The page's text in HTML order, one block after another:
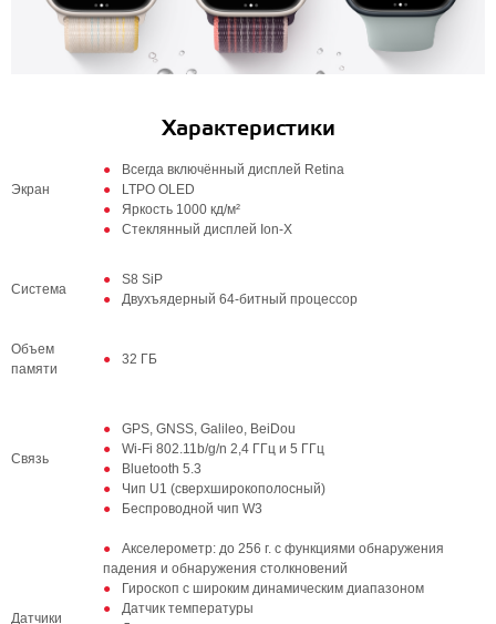
Характеристики
Экран
Всегда включённый дисплей Retina
LTPO OLED
Яркость 1000 кд/м²
Стеклянный дисплей Ion-X
Система
S8 SiP
Двухъядерный 64‑битный процессор
Объем
памяти
32 ГБ
Связь
GPS, GNSS, Galileo, BeiDou
Wi-Fi 802.11b/g/n 2,4 ГГц и 5 ГГц
Bluetooth 5.3
Чип U1 (сверхширокополосный)
Беспроводной чип W3
Датчики
Акселерометр: до 256 г. с функциями обнаружения
падения и обнаружения столкновений
Гироскоп с широким динамическим диапазоном
Датчик температуры